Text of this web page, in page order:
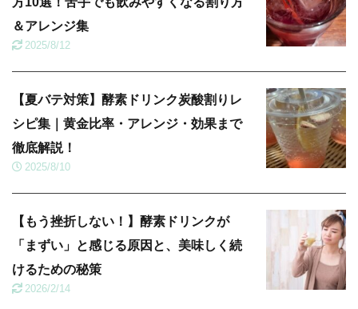
＆アレンジ集
2025/8/12
【夏バテ対策】酵素ドリンク炭酸割りレ
シピ集｜黄金比率・アレンジ・効果まで
徹底解説！
2025/8/10
【もう挫折しない！】酵素ドリンクが
「まずい」と感じる原因と、美味しく続
けるための秘策
2026/2/14